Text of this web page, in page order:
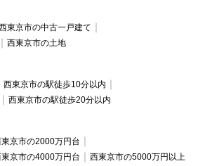
東京市の中古一戸建て
西東京市の土地
西東京市の駅徒歩10分以内
西東京市の駅徒歩20分以内
京市の2000万円台
京市の4000万円台 西東京市の5000万円以上